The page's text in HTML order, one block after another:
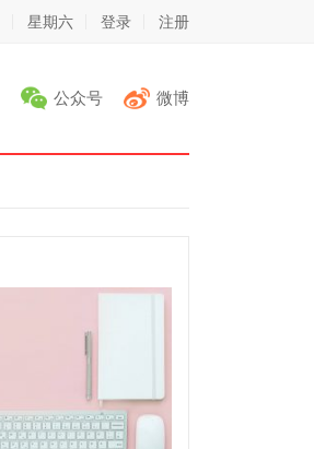
星期六 登录 注册
公众号 微博